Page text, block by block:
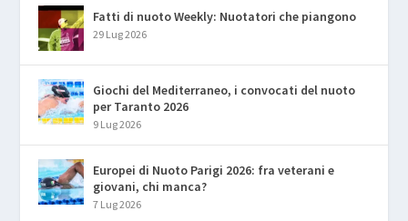
Fatti di nuoto Weekly: Nuotatori che piangono
29 Lug 2026
Giochi del Mediterraneo, i convocati del nuoto
per Taranto 2026
9 Lug 2026
Europei di Nuoto Parigi 2026: fra veterani e
giovani, chi manca?
7 Lug 2026